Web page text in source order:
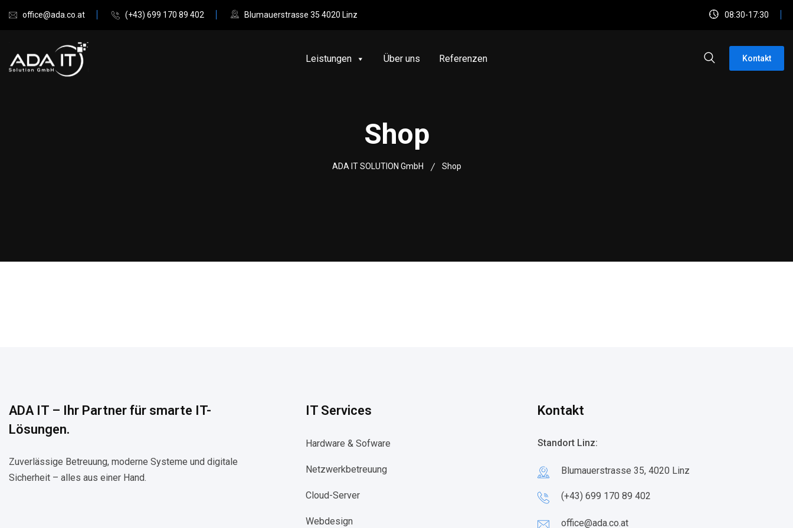
office@ada.co.at (+43) 699 170 89 402 Blumauerstrasse 35 4020 Linz 08:30-17:30
Leistungen Über uns Referenzen Kontakt
Shop
ADA IT SOLUTION GmbH Shop
ADA IT – Ihr Partner für smarte IT-
Lösungen.
Zuverlässige Betreuung, moderne Systeme und digitale
Sicherheit – alles aus einer Hand.
IT Services
Hardware & Sofware
Netzwerkbetreuung​
Cloud-Server​
Webdesign​
Kontakt
Standort Linz:
Blumauerstrasse 35, 4020 Linz
(+43) 699 170 89 402
office@ada.co.at